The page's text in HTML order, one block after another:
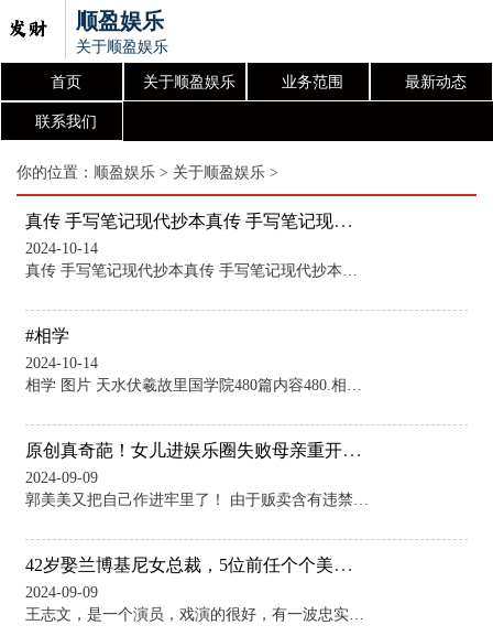
顺盈娱乐
关于顺盈娱乐
首页 关于顺盈娱乐 业务范围 最新动态
联系我们
你的位置： 顺盈娱乐 > 关于顺盈娱乐 >
真传 手写笔记现代抄本真传 手写笔记现代抄本，布局八字择日寻龙点
2024-10-14
真传 手写笔记现代抄本真传 手写笔记现代抄本，布局八字择日寻龙点穴化解催吉等综笔记！共计138页！ 图片 图片 图片 图片 图片 图片 图片 图片 图片 图片 图片 图片 图片 图片 本站仅提供存储服务，所有内容均由用户发布，如发现有害或侵权内容，请点击举报。
#相学
2024-10-14
相学 图片 天水伏羲故里国学院480篇内容480.相学——十二宫详解480.相学——十二宫详解今天479.相学——断掌的看法479.相学——断掌的看法今天478.相学经典——《论衡·卷三·骨相篇》478.相学经典——《论衡·卷三·骨相篇》昨天477.相学——面相实战金句477.相学——面相实战金句昨天476.相学——历代相术详鉴476.相学——历代相术详鉴前天475.相学天机——婚姻关475.相学天机——婚姻关2天前474.相学——脚相看财富运势474.相学——脚相看财富运势3天前473.相学—
原创真奇葩！女儿进娱乐圈失败母亲重开洗浴中心，把孩子送上不归路
2024-09-09
郭美美又把自己作进牢里了！ 由于贩卖含有违禁成分的减肥药，郭美美被判处有期徒刑两年六个月。消息一出，网上就炸开了锅。 网友纷纷调侃： “想念你的好，想念你的外套，想念牢里的味道。” “要么在牢里，要么在去牢里的路上。” “监规还没忘，进去就不用背了。” 前脚出狱发道歉视频，后脚卖假药又进去了。郭美美这番骚操作着实让人摸不着头脑。 从“一举走红”到“二度进宫”，10年时间里，她的身上演绎了诸多真假是非。 商业经理是假，被人包养是真 一切大风大浪都要从2011年说起。 彼时，年芳20的郭美美在V博
42岁娶兰博基尼女总裁，5位前任个个美若天仙，王志文凭的什么？
2024-09-09
王志文，是一个演员，戏演的很好，有一波忠实的粉丝。 说起王志文，现在的年轻人可能不太熟悉，但大多数八零后的人，还是记得这位老戏骨的。 这些年，王志文的戏剧作品很少了，可能是赚够了，又或者不想接烂戏，总之大家很少看见王志文的新作品。 即便如此，王志文的声音还是有的，在自媒体时代，一个名人想销声匿迹实在是太难了。 作为一名有着特殊魅力的男演员，你很难评价王志文，说他帅，总会觉得哪里不准确？说他丑？就是埋汰人了。毕竟王志文是演过“嫪毐”的男人。 年轻时的王志文还是很帅气的，用现在的话说就是小鲜肉。